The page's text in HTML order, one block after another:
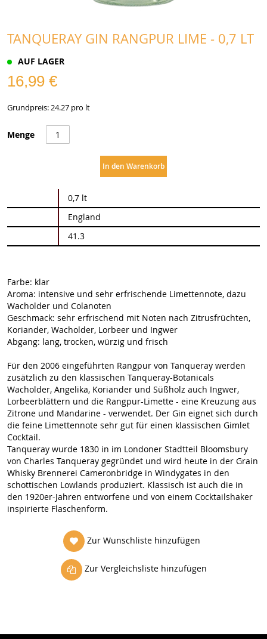
TANQUERAY GIN RANGPUR LIME - 0,7 LT
AUF LAGER
16,99 €
Grundpreis: 24.27 pro lt
Menge
In den Warenkorb
Informationen
0,7 lt
England
41.3
Farbe: klar
Aroma: intensive und sehr erfrischende Limettennote, dazu
Wacholder und Colanoten
Geschmack: sehr erfrischend mit Noten nach Zitrusfrüchten,
Koriander, Wacholder, Lorbeer und Ingwer
Abgang: lang, trocken, würzig und frisch
Für den 2006 eingeführten Rangpur von Tanqueray werden
zusätzlich zu den klassischen Tanqueray-Botanicals
Wacholder, Angelika, Koriander und Süßholz auch Ingwer,
Lorbeerblättern und die Rangpur-Limette - eine Kreuzung aus
Zitrone und Mandarine - verwendet. Der Gin eignet sich durch
die feine Limettennote sehr gut für einen klassischen Gimlet
Cocktail.
Tanqueray wurde 1830 in im Londoner Stadtteil Bloomsbury
von Charles Tanqueray gegründet und wird heute in der Grain
Whisky Brennerei Cameronbridge in Windygates in den
schottischen Lowlands produziert. Klassisch ist auch die in
den 1920er-Jahren entworfene und von einem Cocktailshaker
inspirierte Flaschenform.
Zur Wunschliste hinzufügen
Zur Vergleichsliste hinzufügen